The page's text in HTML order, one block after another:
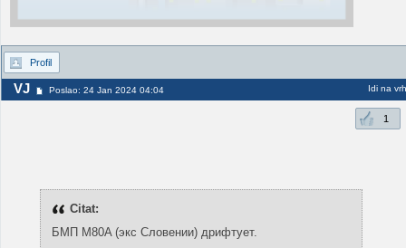
Profil
VJ Poslao: 24 Jan 2024 04:04 Idi na vrh
1
Citat:
БМП M80A (экс Словении) дрифтует.